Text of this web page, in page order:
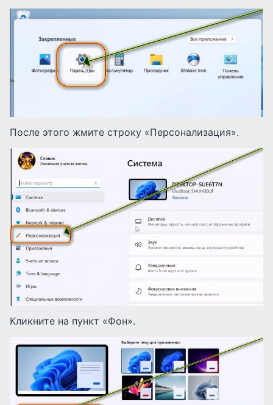
После этого жмите строку «Персонализация».
Кликните на пункт «Фон».